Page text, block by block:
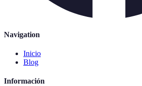
Navigation
Inicio
Blog
Información